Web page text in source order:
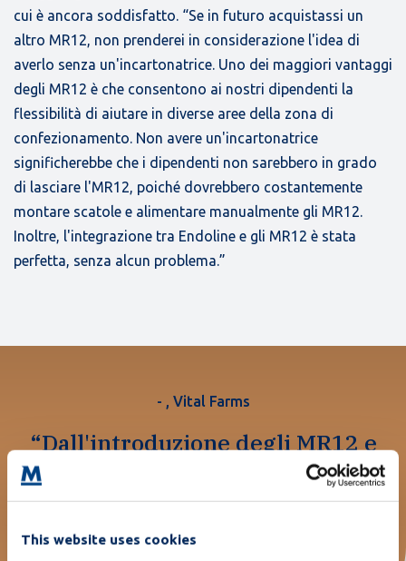
This website uses cookies
cui è ancora soddisfatto. “Se in futuro acquistassi un
altro MR12, non prenderei in considerazione l'idea di
averlo senza un'incartonatrice. Uno dei maggiori vantaggi
degli MR12 è che consentono ai nostri dipendenti la
flessibilità di aiutare in diverse aree della zona di
confezionamento. Non avere un'incartonatrice
significherebbe che i dipendenti non sarebbero in grado
di lasciare l'MR12, poiché dovrebbero costantemente
montare scatole e alimentare manualmente gli MR12.
Inoltre, l'integrazione tra Endoline e gli MR12 è stata
perfetta, senza alcun problema.”
- , Vital Farms
“Dall'introduzione degli MR12 e
dell'MR50, abbiamo riscontrato
miglioramenti della produttività a
doppia cifra.”